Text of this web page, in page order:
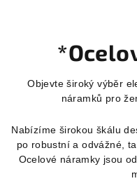
Objevte široký výběr
náramků pro
Nabízíme širokou škálu
po robustní a odvážné,
Ocelové náramky jsou